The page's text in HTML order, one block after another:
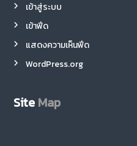
เข้าสู่ระบบ
เข้าฟีด
แสดงความเห็นฟีด
WordPress.org
Site Map